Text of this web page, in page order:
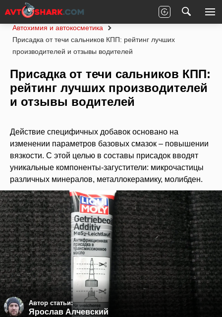
Главная Статьи
Автохимия и автокосметика
Присадка от течи сальников КПП: рейтинг лучших
производителей и отзывы водителей
Присадка от течи сальников КПП:
рейтинг лучших производителей
и отзывы водителей
Действие специфичных добавок основано на
изменении параметров базовых смазок – повышении
вязкости. С этой целью в составы присадок вводят
уникальные компоненты-загустители: микрочастицы
различных минералов, металлокерамику, молибден.
Автор статьи:
Ярослав Алчевский